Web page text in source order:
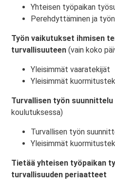
Yhteisen työpaikan
Perehdyttäminen ja
Työn vaikutukset ihmisen
turvallisuuteen (vain koko
Yleisimmät vaaratekijät
Yleisimmät
Turvallisen työn suunnittelu
koulutuksessa)
Turvallisen työn
Yleisimmät
Tietää yhteisen työpaikan
turvallisuuden periaatteet